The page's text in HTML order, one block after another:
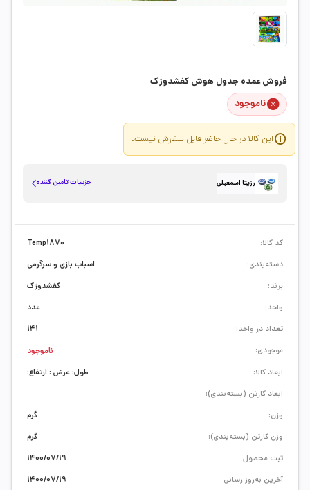
فروش عمده جدول هوش کفشدوزک
ناموجود
این کالا در حال حاضر قابل سفارش نیست.
رزیتا اسمعیلی جزییات تامین کننده
ابعاد کالا:
طول: عرض : ارتفاع:
ابعاد کارتن (بسته‌بندی):
وزن:
گرم
وزن کارتن (بسته‌بندی):
گرم
ثبت محصول
1400/07/19
آخرین به‌روز رسانی
1400/07/19
کد کالا:
Temp1870
دسته‌بندی:
اسباب بازی و سرگرمی
برند:
کفشدوزک
واحد:
عدد
تعداد در واحد:
141
موجودی:
ناموجود